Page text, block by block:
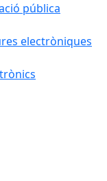
pública
electròniques